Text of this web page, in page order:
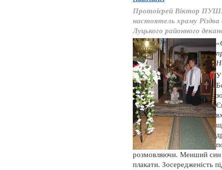
Протоієрей Віктор
настоятель храму
Луцького районного
У
розмовляючи. Менший син
плакати. Зосередженість